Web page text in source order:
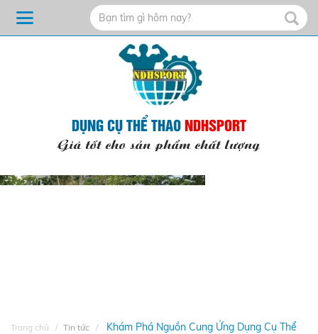
DỤNG CỤ THỂ THAONDHSPORT
Giá tốt cho sản phẩm chất lượng
Trang chủ Tin tức
Khám Phá Nguồn Cung Ứng Dụng Cụ Thể